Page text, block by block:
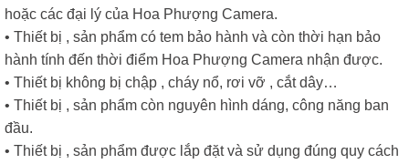
hoặc các đại lý của Hoa Phượng Camera.
• Thiết bị , sản phẩm có tem bảo hành và còn thời hạn bảo
hành tính đến thời điểm Hoa Phượng Camera nhận được.
• Thiết bị không bị chập , cháy nổ, rơi vỡ , cắt dây…
• Thiết bị , sản phẩm còn nguyên hình dáng, công năng ban
đầu.
• Thiết bị , sản phẩm được lắp đặt và sử dụng đúng quy cách